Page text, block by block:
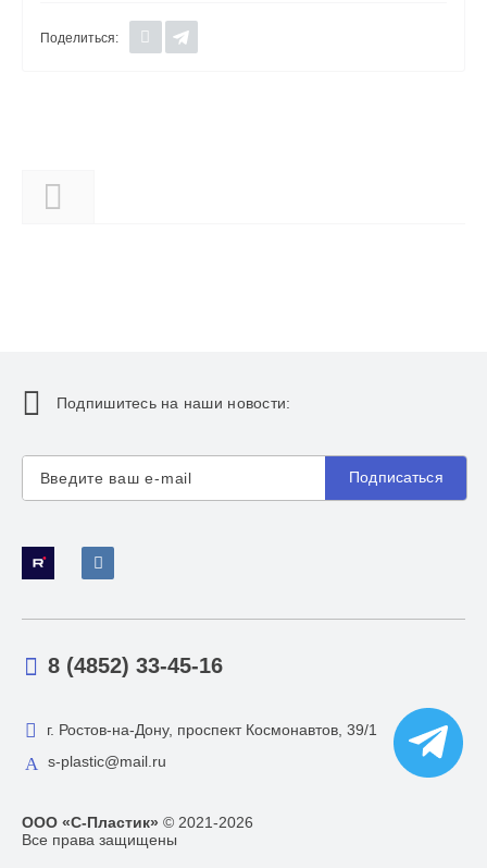
Поделиться:
Подпишитесь на наши новости:
Подписаться
8 (4852) 33-45-16
г. Ростов-на-Дону, проспект Космонавтов, 39/1
s-plastic@mail.ru
ООО «С-Пластик» © 2021-2026
Все права защищены